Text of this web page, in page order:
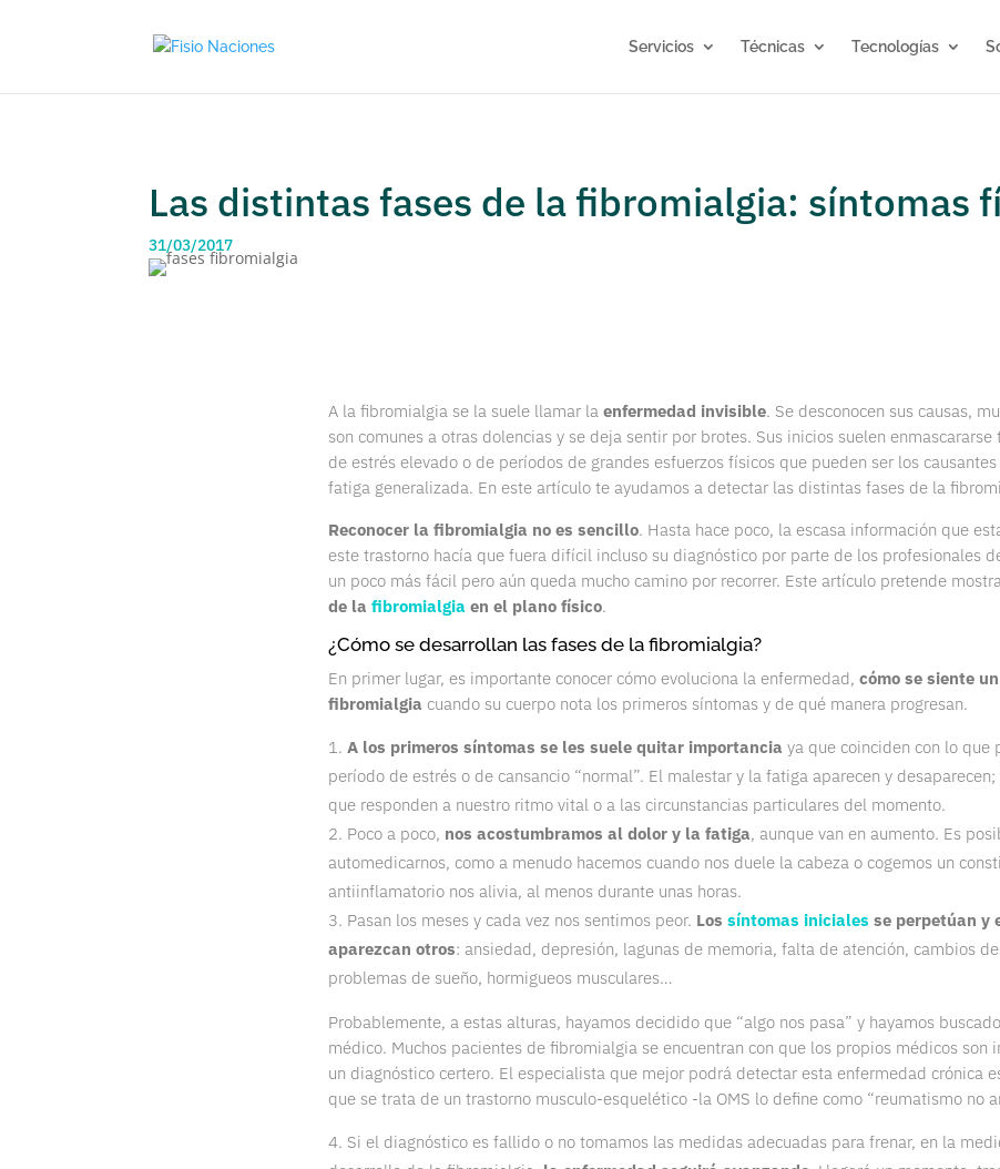
Servicios Técnicas Tecnologías
Las distintas fases de la fibromialgia: síntomas
31/03/2017
A la fibromialgia se la suele llamar la enfermedad invisible. Se desconocen sus causas,
son comunes a otras dolencias y se deja sentir por brotes. Sus inicios suelen
de estrés elevado o de períodos de grandes esfuerzos físicos que pueden ser los
fatiga generalizada. En este artículo te ayudamos a detectar las distintas fases de la
Reconocer la fibromialgia no es sencillo. Hasta hace poco, la escasa información que
este trastorno hacía que fuera difícil incluso su diagnóstico por parte de los profesionales
un poco más fácil pero aún queda mucho camino por recorrer. Este artículo pretende
de la fibromialgia en el plano físico.
¿Cómo se desarrollan las fases de la fibromialgia?
En primer lugar, es importante conocer cómo evoluciona la enfermedad, cómo se siente
fibromialgia cuando su cuerpo nota los primeros síntomas y de qué manera progresan.
A los primeros síntomas se les suele quitar importancia ya que coinciden con lo que
período de estrés o de cansancio “normal”. El malestar y la fatiga aparecen y
que responden a nuestro ritmo vital o a las circunstancias particulares del momento.
Poco a poco, nos acostumbramos al dolor y la fatiga, aunque van en aumento. Es
automedicarnos, como a menudo hacemos cuando nos duele la cabeza o cogemos un
antiinflamatorio nos alivia, al menos durante unas horas.
Pasan los meses y cada vez nos sentimos peor. Los síntomas iniciales se perpetúan y
aparezcan otros: ansiedad, depresión, lagunas de memoria, falta de atención, cambios
problemas de sueño, hormigueos musculares…
Probablemente, a estas alturas, hayamos decidido que “algo nos pasa” y hayamos
médico. Muchos pacientes de fibromialgia se encuentran con que los propios médicos son
un diagnóstico certero. El especialista que mejor podrá detectar esta enfermedad crónica
que se trata de un trastorno musculo-esquelético -la OMS lo define como “reumatismo no
Si el diagnóstico es fallido o no tomamos las medidas adecuadas para frenar, en la